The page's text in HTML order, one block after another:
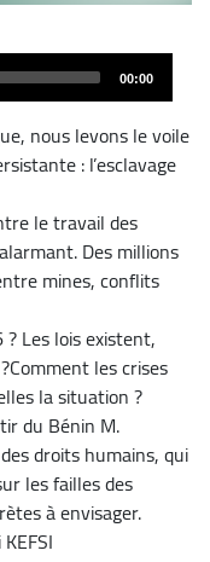
00:00
nous levons le voile
: l’esclavage
le travail des
Des millions
mines, conflits
Les lois existent,
les crises
la situation ?
du Bénin M.
droits humains, qui
les failles des
à envisager.